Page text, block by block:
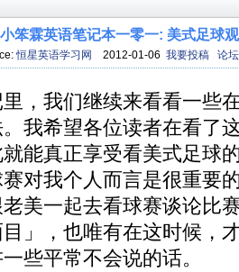
小笨霖英语笔记本一零一: 美式足球
恒星英语学习网 2012-01-06 我要投稿 论坛
，我们继续来看看一些
我希望各位读者在看了
能真正享受看美式足球
对我个人而言是很重要
美一起去看球赛谈论比
」，也唯有在这时候，
些平常不会说的话。